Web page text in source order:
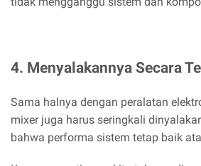
4. Menyalakannya Secara
Sama halnya dengan peralatan
mixer juga harus seringkali
bahwa performa sistem tetap baik